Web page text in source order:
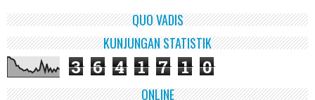
QUO VADIS
KUNJUNGAN STATISTIK
3 6 4 1 7 1 0
ONLINE